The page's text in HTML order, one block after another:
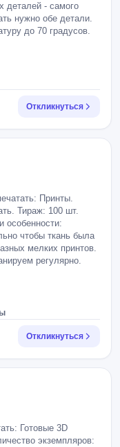
деталей - самого
нужно обе детали.
до 70 градусов.
Откликнуться
Принты.
Тираж: 100 шт.
особенности:
чтобы ткань была
мелких принтов.
регулярно.
Откликнуться
Готовые 3D
экземпляров: